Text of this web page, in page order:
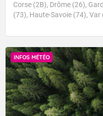
Corse (2B), Drôme (26),
(73), Haute-Savoie (74),
INFOS MÉTÉO